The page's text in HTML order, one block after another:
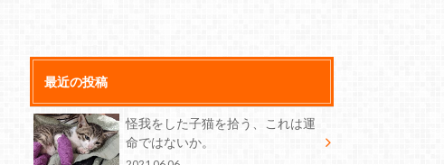
最近の投稿
怪我をした子猫を拾う、これは運
命ではないか。